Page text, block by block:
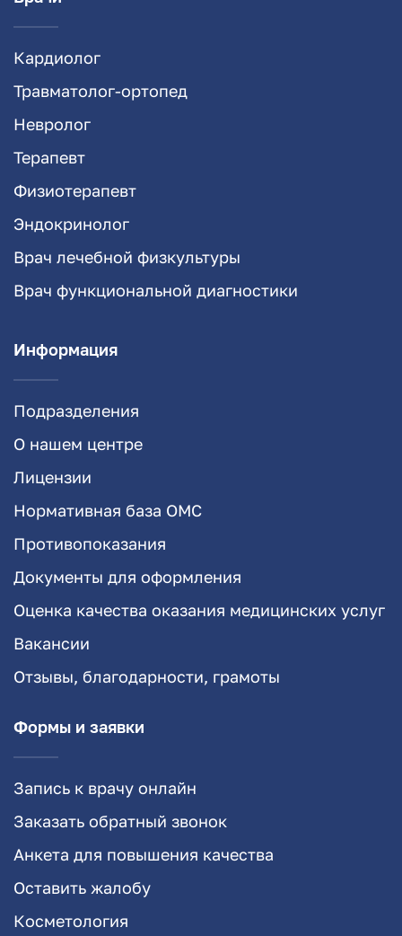
Кардиолог
Травматолог-ортопед
Невролог
Терапевт
Физиотерапевт
Эндокринолог
Врач лечебной физкультуры
Врач функциональной диагностики
Информация
Подразделения
О нашем центре
Лицензии
Нормативная база ОМС
Противопоказания
Документы для оформления
Оценка качества оказания медицинских услуг
Вакансии
Отзывы, благодарности, грамоты
Формы и заявки
Запись к врачу онлайн
Заказать обратный звонок
Анкета для повышения качества
Оставить жалобу
Косметология